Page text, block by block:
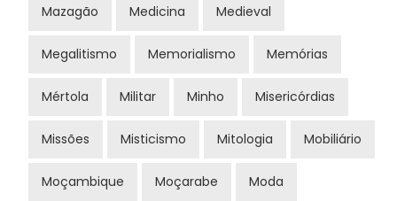
Mazagão Medicina Medieval
Megalitismo Memorialismo Memórias
Mértola Militar Minho Misericórdias
Missões Misticismo Mitologia Mobiliário
Moçambique Moçarabe Moda